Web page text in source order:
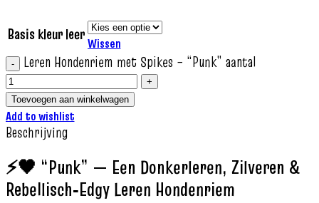
Basis kleur leerWissen
Leren Hondenriem met Spikes – “Punk” aantal
Toevoegen aan winkelwagen
Add to wishlist
Beschrijving
⚡🖤 “Punk” — Een Donkerleren, Zilveren &
Rebellisch‑Edgy Leren Hondenriem